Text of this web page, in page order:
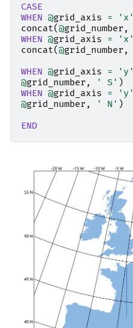
CASE
WHEN @grid_axis = 'x'
concat(@grid_number ,
WHEN @grid_axis = 'x'
concat(@grid_number ,
WHEN @grid_axis = 'y'
@grid_number , ' S' )
WHEN @grid_axis = 'y'
@grid_number , ' N' )
END